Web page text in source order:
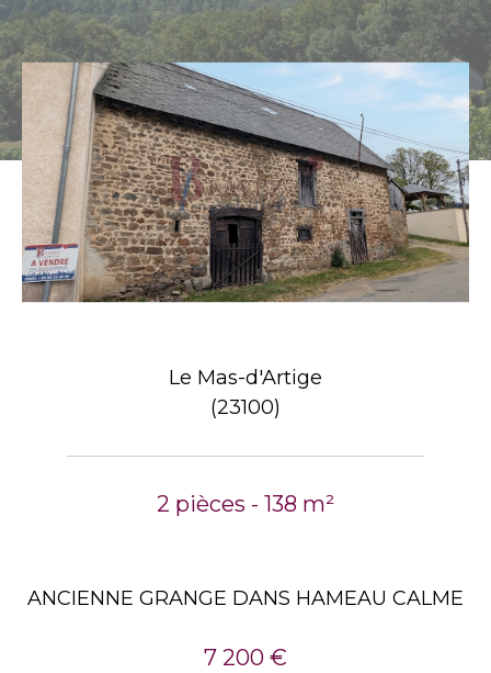
Le Mas-d'Artige
(23100)
2 pièces - 138 m²
ANCIENNE GRANGE DANS HAMEAU CALME
7 200 €